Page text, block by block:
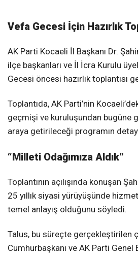
Vefa Gecesi İçin Hazırlık
AK Parti Kocaeli İl Başkanı Dr.
ilçe başkanları ve İl İcra Kurulu
Gecesi öncesi hazırlık toplantısı
Toplantıda, AK Parti’nin
geçmişi ve kuruluşundan bugüne
araya getirileceği programın
“Milleti Odağımıza Aldık”
Toplantının açılışında konuşan
25 yıllık siyasi yürüyüşünde
temel anlayış olduğunu söyledi.
Talus, bu süreçte gerçekleştirilen
Cumhurbaşkanı ve AK Parti Genel